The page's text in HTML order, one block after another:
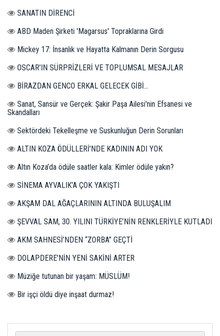
SANATIN DİRENCİ
ABD Maden Şirketi 'Magarsus' Topraklarına Girdi
Mickey 17: İnsanlık ve Hayatta Kalmanın Derin Sorgusu
OSCAR'IN SÜRPRİZLERİ VE TOPLUMSAL MESAJLAR
BİRAZDAN GENCO ERKAL GELECEK GİBİ...
Sanat, Sansür ve Gerçek: Şakir Paşa Ailesi'nin Efsanesi ve
Skandalları
Sektördeki Tekelleşme ve Suskunluğun Derin Sorunları
ALTIN KOZA ÖDÜLLERİ'NDE KADININ ADI YOK
Altın Koza’da ödüle saatler kala: Kimler ödüle yakın?
SİNEMA AYVALIK’A ÇOK YAKIŞTI
AKŞAM DAL AĞAÇLARININ ALTINDA BULUŞALIM
ŞEVVAL SAM, 30. YILINI TÜRKİYE’NİN RENKLERİYLE KUTLADI
AKM SAHNESİ’NDEN “ZORBA” GEÇTİ
DOLAPDERE'NİN YENİ SAKİNİ ARTER
Müziğe tutunan bir yaşam: MÜSLÜM!
Bir işçi öldü diye inşaat durmaz!